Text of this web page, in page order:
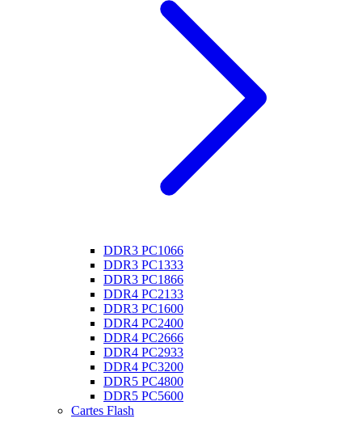
DDR3 PC1066
DDR3 PC1333
DDR3 PC1866
DDR4 PC2133
DDR3 PC1600
DDR4 PC2400
DDR4 PC2666
DDR4 PC2933
DDR4 PC3200
DDR5 PC4800
DDR5 PC5600
Cartes Flash